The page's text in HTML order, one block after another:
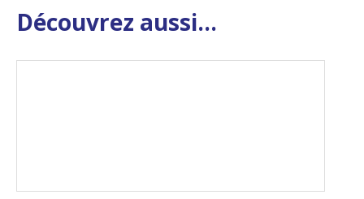
Découvrez aussi...